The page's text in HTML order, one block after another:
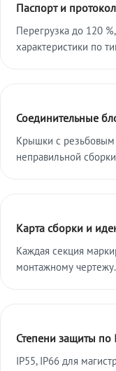
Паспорт и
Перегрузка до 120
характеристики по
Соединительные
Крышки с
неправильной
Карта сборки и
Каждая секция
монтажному чертежу.
Степени защиты по
IP55, IP66 для